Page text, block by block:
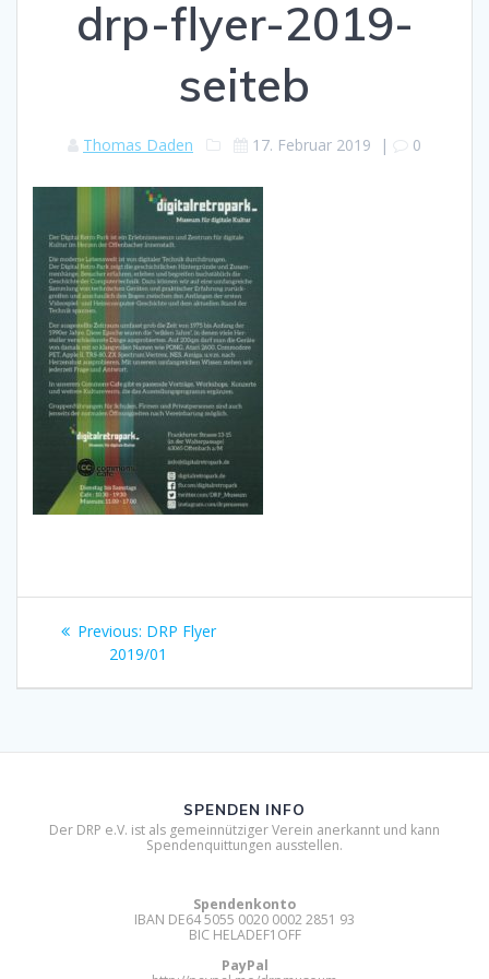
drp-flyer-2019-
seiteb
Thomas Daden 17. Februar 2019 | 0
Beitragsnavigation
Previous: Previous
post:
DRP Flyer
2019/01
SPENDEN INFO
Der DRP e.V. ist als gemeinnütziger Verein anerkannt und kann
Spendenquittungen ausstellen.
Spendenkonto
IBAN DE64 5055 0020 0002 2851 93
BIC HELADEF1OFF
PayPal